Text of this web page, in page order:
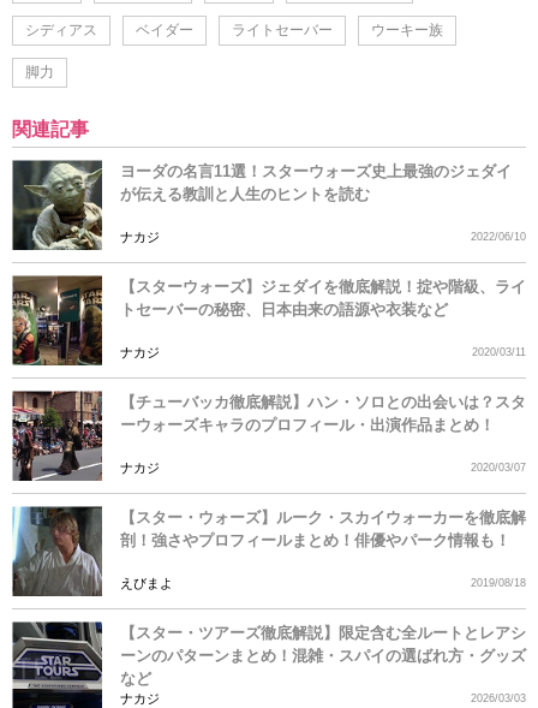
シディアス ベイダー ライトセーバー ウーキー族
脚力
関連記事
ヨーダの名言11選！スターウォーズ史上最強のジェダイ
が伝える教訓と人生のヒントを読む
ナカジ 2022/06/10
【スターウォーズ】ジェダイを徹底解説！掟や階級、ライ
トセーバーの秘密、日本由来の語源や衣装など
ナカジ 2020/03/11
【チューバッカ徹底解説】ハン・ソロとの出会いは？スタ
ーウォーズキャラのプロフィール・出演作品まとめ！
ナカジ 2020/03/07
【スター・ウォーズ】ルーク・スカイウォーカーを徹底解
剖！強さやプロフィールまとめ！俳優やパーク情報も！
えびまよ 2019/08/18
【スター・ツアーズ徹底解説】限定含む全ルートとレアシ
ーンのパターンまとめ！混雑・スパイの選ばれ方・グッズ
など
ナカジ 2026/03/03